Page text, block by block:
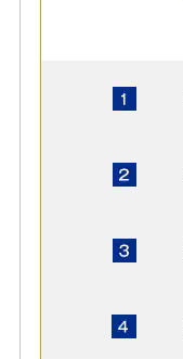
第2ターミナル